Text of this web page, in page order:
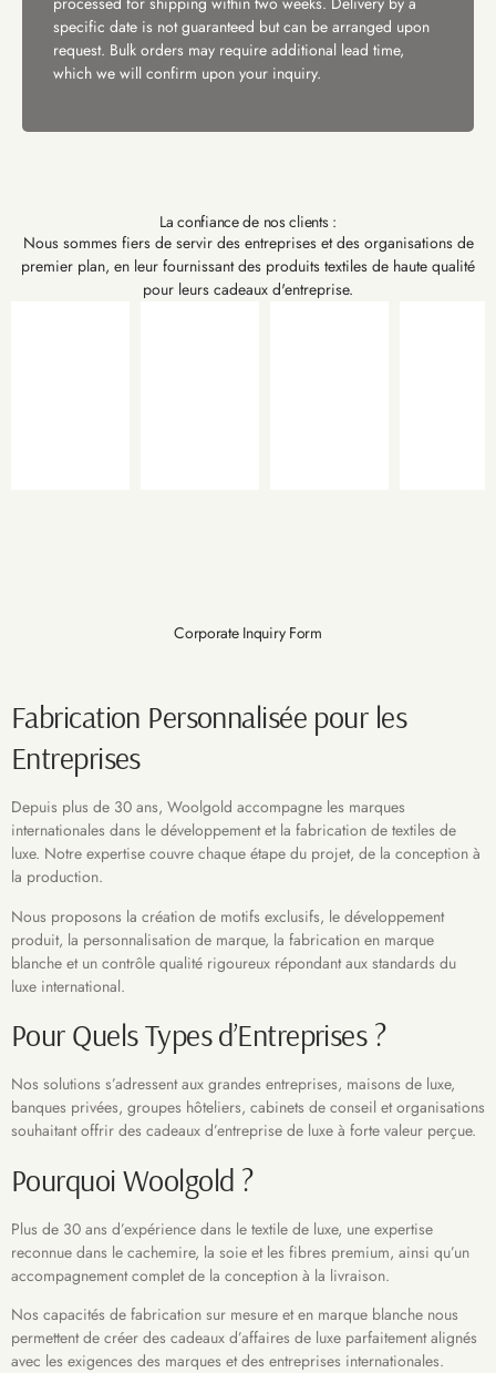
specific date is not guaranteed but can be arranged upon
request. Bulk orders may require additional lead time,
which we will confirm upon your inquiry.
La confiance de nos clients :
Nous sommes fiers de servir des entreprises et des organisations de
premier plan, en leur fournissant des produits textiles de haute qualité
pour leurs cadeaux d'entreprise.
Corporate Inquiry Form
Fabrication Personnalisée pour les
Entreprises
Depuis plus de 30 ans, Woolgold accompagne les marques
internationales dans le développement et la fabrication de textiles de
luxe. Notre expertise couvre chaque étape du projet, de la conception à
la production.
Nous proposons la création de motifs exclusifs, le développement
produit, la personnalisation de marque, la fabrication en marque
blanche et un contrôle qualité rigoureux répondant aux standards du
luxe international.
Pour Quels Types d’Entreprises ?
Nos solutions s’adressent aux grandes entreprises, maisons de luxe,
banques privées, groupes hôteliers, cabinets de conseil et organisations
souhaitant offrir des cadeaux d’entreprise de luxe à forte valeur perçue.
Pourquoi Woolgold ?
Plus de 30 ans d’expérience dans le textile de luxe, une expertise
reconnue dans le cachemire, la soie et les fibres premium, ainsi qu’un
accompagnement complet de la conception à la livraison.
Nos capacités de fabrication sur mesure et en marque blanche nous
permettent de créer des cadeaux d’affaires de luxe parfaitement alignés
avec les exigences des marques et des entreprises internationales.